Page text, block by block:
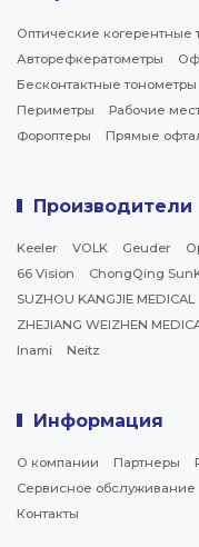
Оптические
Авторефкератометры
Бесконтактные тонометры
Периметры
Рабочие
Фороптеры
Прямые
Производители
Keeler VOLK Geuder
66 Vision
ChongQing
SUZHOU KANGJIE MEDICAL
ZHEJIANG WEIZHEN
Inami
Neitz
Информация
О компании Партнеры
Сервисное обслуживание
Контакты